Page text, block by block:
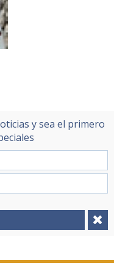
y sea el primero